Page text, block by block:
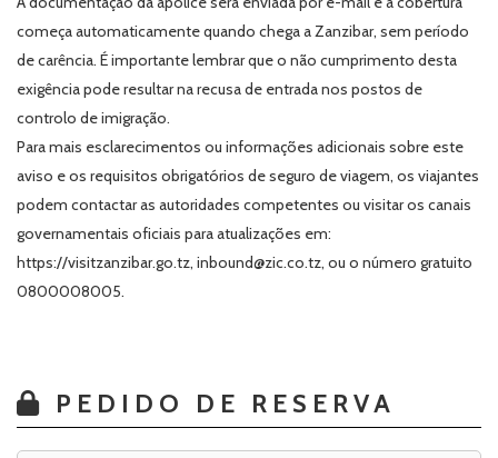
começa automaticamente quando chega a Zanzibar, sem período
de carência. É importante lembrar que o não cumprimento desta
exigência pode resultar na recusa de entrada nos postos de
controlo de imigração.
Para mais esclarecimentos ou informações adicionais sobre este
aviso e os requisitos obrigatórios de seguro de viagem, os viajantes
podem contactar as autoridades competentes ou visitar os canais
governamentais oficiais para atualizações em:
https://visitzanzibar.go.tz, inbound@zic.co.tz, ou o número gratuito
0800008005.
PEDIDO DE RESERVA